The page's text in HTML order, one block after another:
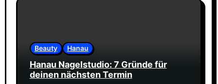
Beauty Hanau
Hanau Nagelstudio: 7 Gründe für
deinen nächsten Termin